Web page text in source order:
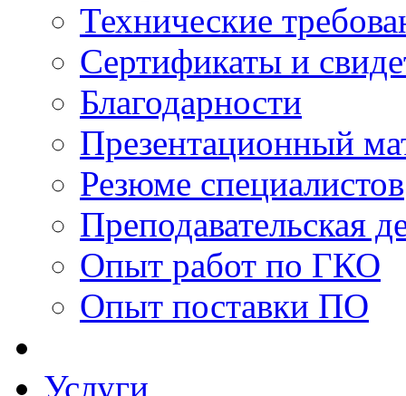
Технические
Сертификаты и
Благодарности
Презентационный
Резюме специалистов
Преподавательская
Опыт работ по ГКО
Опыт поставки ПО
Услуги